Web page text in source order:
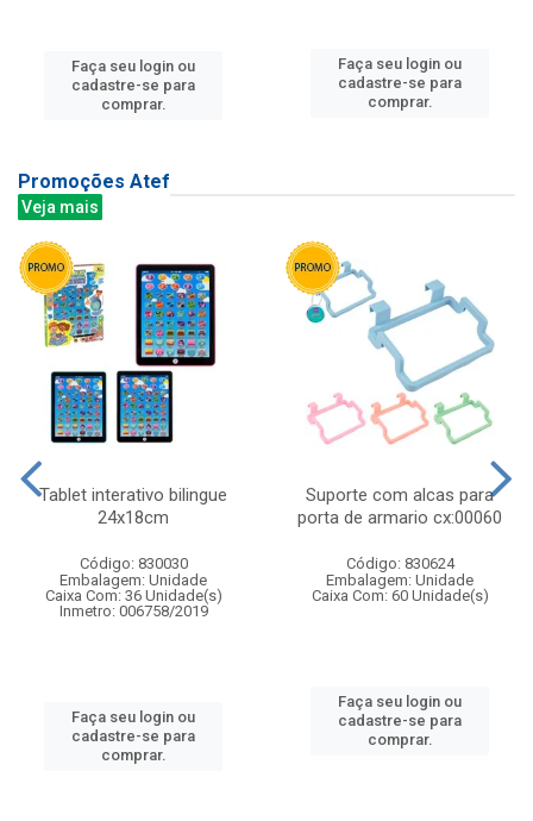
Faça seu login ou
cadastre-se para
comprar.
Faça seu login ou
cadastre-se para
comprar.
Promoções Atef
Veja mais
Tablet interativo bilingue
24x18cm
Código: 830030
Embalagem: Unidade
Caixa Com: 36 Unidade(s)
Inmetro: 006758/2019
Faça seu login ou
cadastre-se para
comprar.
Suporte com alcas para
porta de armario cx:00060
Código: 830624
Embalagem: Unidade
Caixa Com: 60 Unidade(s)
Faça seu login ou
cadastre-se para
comprar.